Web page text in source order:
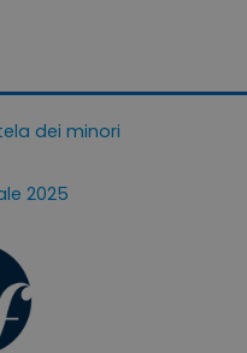
dei minori
2025